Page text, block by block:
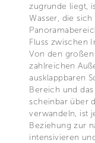
zugrunde liegt,
Wasser, die
Fluss zwischen
Von den
zahlreichen
ausklappbaren
Bereich und
scheinbar über
verwandeln, ist
Beziehung zur
intensivieren